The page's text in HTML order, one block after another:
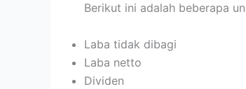
Berikut ini adalah beberapa
Laba tidak dibagi
Laba netto
Dividen